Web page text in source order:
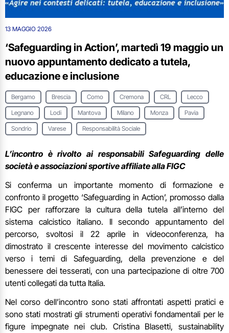
13 MAGGIO 2026
‘Safeguarding in Action’, martedì 19 maggio un
nuovo appuntamento dedicato a tutela,
educazione e inclusione
Bergamo Brescia Como Cremona CRL Lecco
Legnano Lodi Mantova Milano Monza Pavia
Sondrio Varese Responsabilità Sociale
L’incontro è rivolto ai responsabili Safeguarding delle
società e associazioni sportive affiliate alla FIGC
Si conferma un importante momento di formazione e
confronto il progetto ‘Safeguarding in Action’, promosso dalla
FIGC per rafforzare la cultura della tutela all’interno del
sistema calcistico italiano. Il secondo appuntamento del
percorso, svoltosi il 22 aprile in videoconferenza, ha
dimostrato il crescente interesse del movimento calcistico
verso i temi di Safeguarding, della prevenzione e del
benessere dei tesserati, con una partecipazione di oltre 700
utenti collegati da tutta Italia.
Nel corso dell’incontro sono stati affrontati aspetti pratici e
sono stati mostrati gli strumenti operativi fondamentali per le
figure impegnate nei club. Cristina Blasetti, sustainability